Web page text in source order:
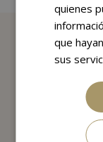
Debido a las
actualmente con
quienes
que
sus